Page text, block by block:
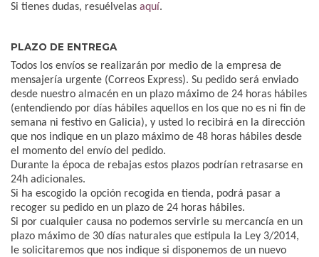
Si tienes dudas, resuélvelas aquí.
PLAZO DE ENTREGA
Todos los envíos se realizarán por medio de la empresa de
mensajería urgente (Correos Express). Su pedido será enviado
desde nuestro almacén en un plazo máximo de 24 horas hábiles
(entendiendo por días hábiles aquellos en los que no es ni fin de
semana ni festivo en Galicia), y usted lo recibirá en la dirección
que nos indique en un plazo máximo de 48 horas hábiles desde
el momento del envío del pedido.
Durante la época de rebajas estos plazos podrían retrasarse en
24h adicionales.
Si ha escogido la opción recogida en tienda, podrá pasar a
recoger su pedido en un plazo de 24 horas hábiles.
Si por cualquier causa no podemos servirle su mercancía en un
plazo máximo de 30 días naturales que estipula la Ley 3/2014,
le solicitaremos que nos indique si disponemos de un nuevo